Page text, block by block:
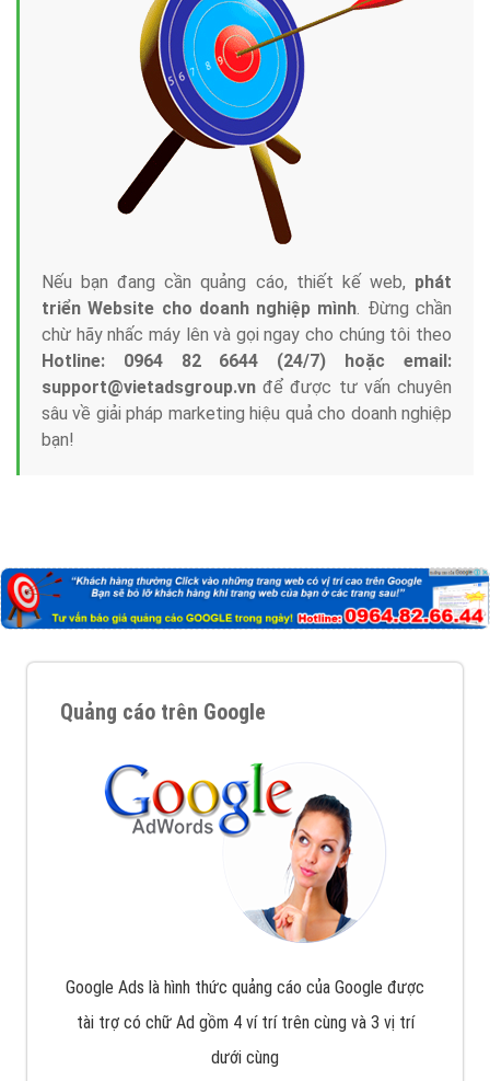
Nếu bạn đang cần quảng cáo, thiết kế web, phát
triển Website cho doanh nghiệp mình. Đừng chần
chừ hãy nhấc máy lên và gọi ngay cho chúng tôi theo
Hotline: 0964 82 6644 (24/7) hoặc email:
support@vietadsgroup.vn để được tư vấn chuyên
sâu về giải pháp marketing hiệu quả cho doanh nghiệp
bạn!
Quảng cáo trên Google
Google Ads là hình thức quảng cáo của Google được
tài trợ có chữ Ad gồm 4 ví trí trên cùng và 3 vị trí
dưới cùng